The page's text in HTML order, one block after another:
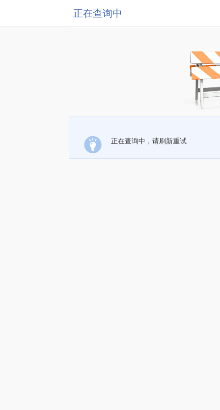
正在查询中
正在查询中，请刷新重试